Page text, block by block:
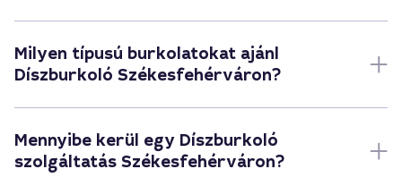
Milyen típusú burkolatokat ajánl
Díszburkoló Székesfehérváron?
Mennyibe kerül egy Díszburkoló
szolgáltatás Székesfehérváron?